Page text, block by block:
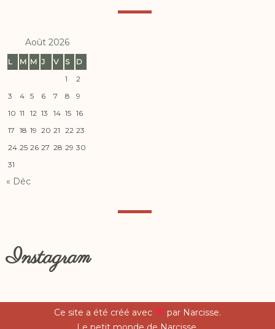
Août 2026
L M M J V S
D
1
2
3
4 5 6 7 8
9
10 11 12 13 14 15 16
17 18 19 20 21 22 23
24 25 26 27 28 29 30
31
« Déc
Instagram
Ce site a été créé avec
par Narcisse.